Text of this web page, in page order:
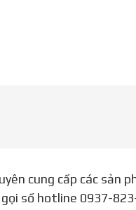
cung cấp các sản
số hotline 0937-